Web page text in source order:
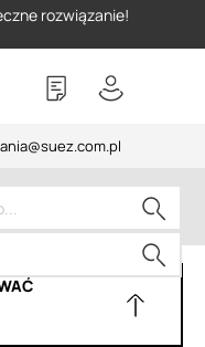
rozwiązanie!